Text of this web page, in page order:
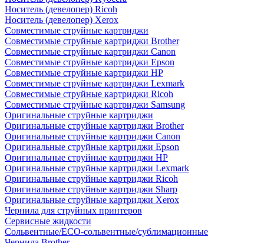
Носитель (девелопер) Ricoh
Носитель (девелопер) Xerox
Совместимые струйные картриджи
Совместимые струйные картриджи Brother
Совместимые струйные картриджи Canon
Совместимые струйные картриджи Epson
Совместимые струйные картриджи HP
Совместимые струйные картриджи Lexmark
Совместимые струйные картриджи Ricoh
Совместимые струйные картриджи Samsung
Оригинальные струйные картриджи
Оригинальные струйные картриджи Brother
Оригинальные струйные картриджи Canon
Оригинальные струйные картриджи Epson
Оригинальные струйные картриджи HP
Оригинальные струйные картриджи Lexmark
Оригинальные струйные картриджи Ricoh
Оригинальные струйные картриджи Sharp
Оригинальные струйные картриджи Xerox
Чернила для струйных принтеров
Сервисные жидкости
Сольвентные/ECO-сольвентные/сублимационные